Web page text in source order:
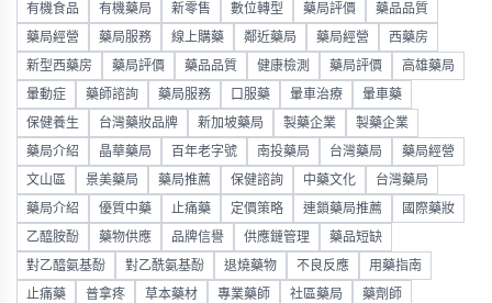
有機食品 有機藥局 新零售 數位轉型 藥局評價 藥品品質
藥局經營 藥局服務 線上購藥 鄰近藥局 藥局經營 西藥房
新型西藥房 藥局評價 藥品品質 健康檢測 藥局評價 高雄藥局
暈動症 藥師諮詢 藥局服務 口服藥 暈車治療 暈車藥
保健養生 台灣藥妝品牌 新加坡藥局 製藥企業 製藥企業
藥局介紹 晶華藥局 百年老字號 南投藥局 台灣藥局 藥局經營
文山區 景美藥局 藥局推薦 保健諮詢 中藥文化 台灣藥局
藥局介紹 優質中藥 止痛藥 定價策略 連鎖藥局推薦 國際藥妝
乙醯胺酚 藥物供應 品牌信譽 供應鏈管理 藥品短缺
對乙醯氨基酚 對乙酰氨基酚 退燒藥物 不良反應 用藥指南
止痛藥 普拿疼 草本藥材 專業藥師 社區藥局 藥劑師